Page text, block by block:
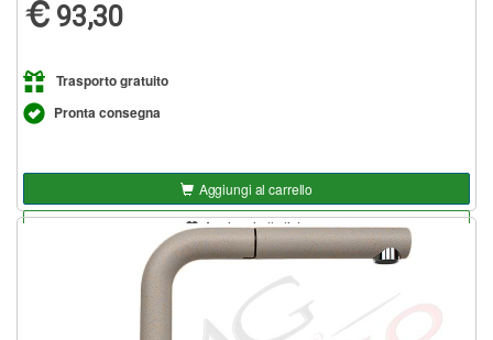
93,30
Trasporto gratuito
Pronta consegna
Aggiungi al carrello
Aggiungi alla lista